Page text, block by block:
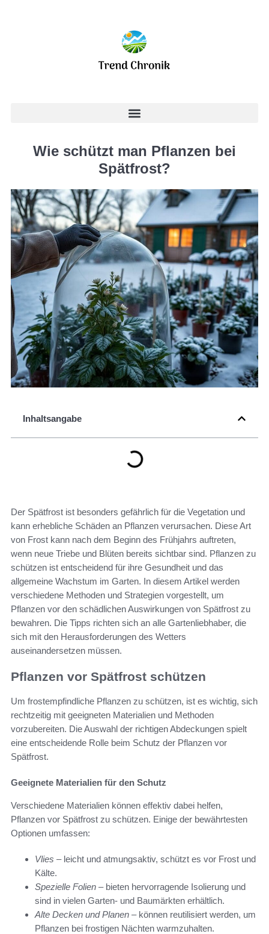
Wie schützt man Pflanzen bei
Spätfrost?
Inhaltsangabe
Der Spätfrost ist besonders gefährlich für die Vegetation und
kann erhebliche Schäden an Pflanzen verursachen. Diese Art
von Frost kann nach dem Beginn des Frühjahrs auftreten,
wenn neue Triebe und Blüten bereits sichtbar sind. Pflanzen zu
schützen ist entscheidend für ihre Gesundheit und das
allgemeine Wachstum im Garten. In diesem Artikel werden
verschiedene Methoden und Strategien vorgestellt, um
Pflanzen vor den schädlichen Auswirkungen von Spätfrost zu
bewahren. Die Tipps richten sich an alle Gartenliebhaber, die
sich mit den Herausforderungen des Wetters
auseinandersetzen müssen.
Pflanzen vor Spätfrost schützen
Um frostempfindliche Pflanzen zu schützen, ist es wichtig, sich
rechtzeitig mit geeigneten Materialien und Methoden
vorzubereiten. Die Auswahl der richtigen Abdeckungen spielt
eine entscheidende Rolle beim Schutz der Pflanzen vor
Spätfrost.
Geeignete Materialien für den Schutz
Verschiedene Materialien können effektiv dabei helfen,
Pflanzen vor Spätfrost zu schützen. Einige der bewährtesten
Optionen umfassen:
Vlies – leicht und atmungsaktiv, schützt es vor Frost und
Kälte.
Spezielle Folien – bieten hervorragende Isolierung und
sind in vielen Garten- und Baumärkten erhältlich.
Alte Decken und Planen – können reutilisiert werden, um
Pflanzen bei frostigen Nächten warmzuhalten.